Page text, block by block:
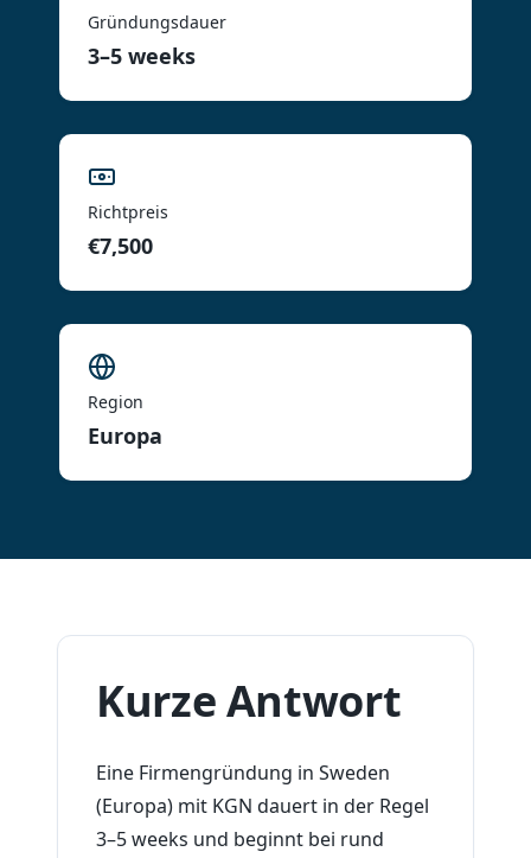
Gründungsdauer
3–5 weeks
Richtpreis
€7,500
Region
Europa
Kurze Antwort
Eine Firmengründung in Sweden
(Europa) mit KGN dauert in der Regel
3–5 weeks und beginnt bei rund